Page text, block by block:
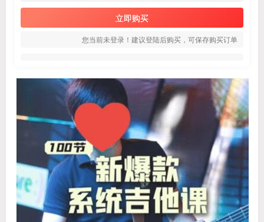
立即购买
您当前未登录！建议登陆后购买，可保存购买订单